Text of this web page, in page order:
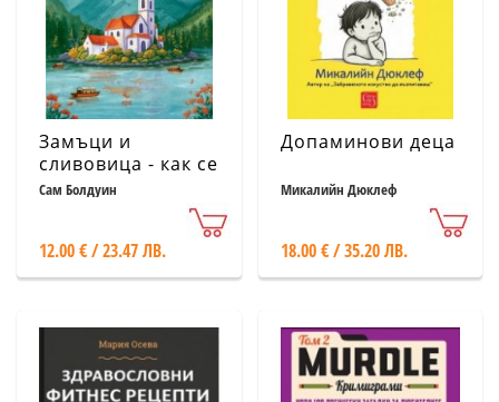
Замъци и
сливовица - как се
влюбих в
Сам Болдуин
12.00 € / 23.47 ЛВ.
Допаминови деца
Микалийн Дюклеф
18.00 € / 35.20 ЛВ.